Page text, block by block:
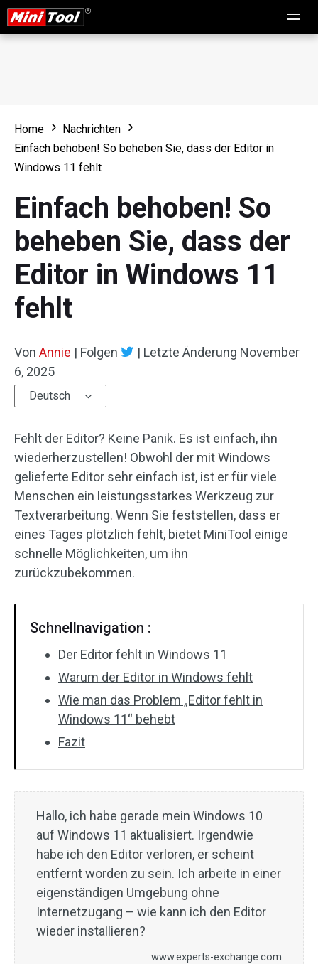
Home
Nachrichten
Einfach behoben! So beheben Sie, dass der Editor in
Windows 11 fehlt
Einfach behoben! So
beheben Sie, dass der
Editor in Windows 11
fehlt
Von Annie | Folgen | Letzte Änderung November
6, 2025
Deutsch
Fehlt der Editor? Keine Panik. Es ist einfach, ihn
wiederherzustellen! Obwohl der mit Windows
gelieferte Editor sehr einfach ist, ist er für viele
Menschen ein leistungsstarkes Werkzeug zur
Textverarbeitung. Wenn Sie feststellen, dass er
eines Tages plötzlich fehlt, bietet MiniTool einige
schnelle Möglichkeiten, um ihn
zurückzubekommen.
Schnellnavigation :
Der Editor fehlt in Windows 11
Warum der Editor in Windows fehlt
Wie man das Problem „Editor fehlt in
Windows 11“ behebt
Fazit
Hallo, ich habe gerade mein Windows 10
auf Windows 11 aktualisiert. Irgendwie
habe ich den Editor verloren, er scheint
entfernt worden zu sein. Ich arbeite in einer
eigenständigen Umgebung ohne
Internetzugang – wie kann ich den Editor
wieder installieren?
www.experts-exchange.com